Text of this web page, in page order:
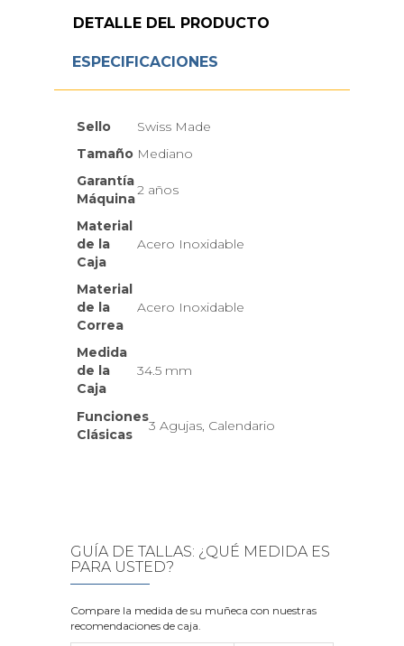
DETALLE DEL PRODUCTO
ESPECIFICACIONES
Sello
Swiss Made
Tamaño Mediano
Garantía
Máquina
2 años
Material
de la
Caja
Acero Inoxidable
Material
de la
Correa
Acero Inoxidable
Medida
de la
Caja
34.5 mm
Funciones
Clásicas
3 Agujas, Calendario
GUÍA DE TALLAS: ¿QUÉ MEDIDA ES
PARA USTED?
Compare la medida de su muñeca con nuestras
recomendaciones de caja.